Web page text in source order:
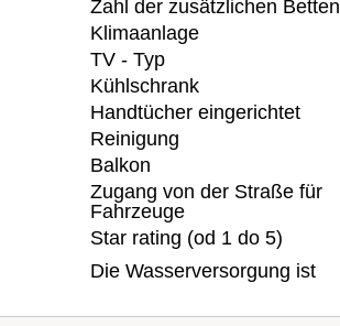
Zahl der zusätzlichen Betten
Klimaanlage
TV - Typ
Kühlschrank
Handtücher eingerichtet
Reinigung
Balkon
Zugang von der Straße für
Fahrzeuge
Star rating (od 1 do 5)
Die Wasserversorgung ist